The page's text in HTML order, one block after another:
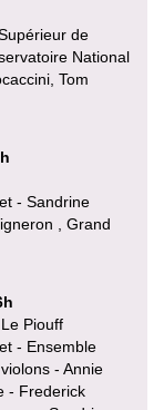
de
National
Tom
- Sandrine
, Grand
Piouff
- Ensemble
- Annie
- Frederick